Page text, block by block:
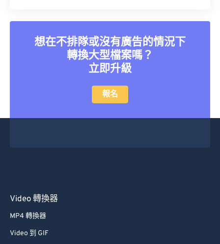
想在不排隊或沒有廣告的情況下
轉換大型檔案嗎？
立即升級
報名
Video 轉換器
MP4 轉換器
Video 到 GIF